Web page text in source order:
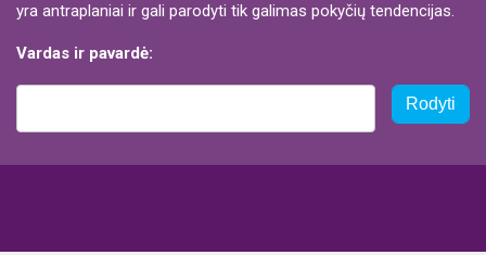
yra antraplaniai ir gali parodyti tik galimas pokyčių tendencijas.
Vardas ir pavardė:
Rodyti